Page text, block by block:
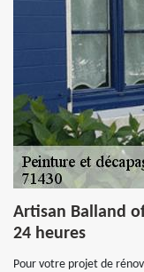
Artisan Balland
24 heures
Pour votre projet de